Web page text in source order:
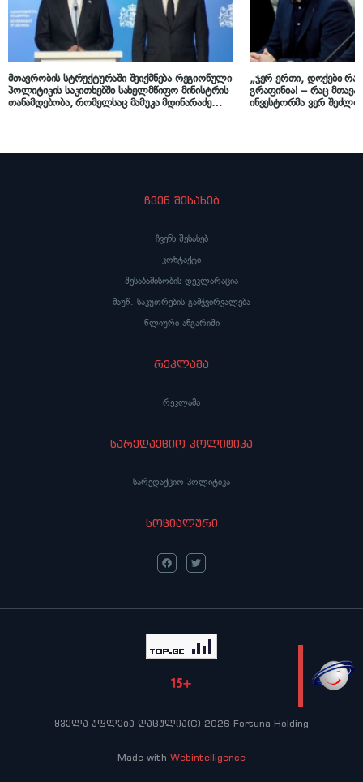
LIVE
მთავრობის სტრუქტურაში შეიქმნება რეგიონული
პოლიტიკის საკითხებში სახელმწიფო მინისტრის
თანამდებობა, რომელსაც მამუკა მდინარაძე
„ჯერ ერთი, დოქები
გრაფინია! – რაც
ინვესტორმა ვერ
ჩვენ შესახებ
ჩვენს შესახებ
კონტაქტი
შესაბამისობის დეკლარაცია
მაუწ. საკუთრების გამჭვირვალება
წლიური ანგარიში
რეკლამა
რეკლამა
სარედაქციო პოლიტიკა
სარედაქციო პოლიტიკა
სოციალური
ყველა უფლება დაცულია(C) 2026 Fortuna Holding
Made with Webintelligence